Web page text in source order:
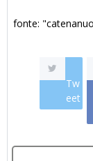
fonte:
Tw
eet